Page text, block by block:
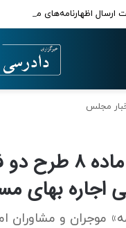
اظهارنامه‌های مالیاتی تا پایان
مجلس
تصویب ماده 8
اجاره بهای
موجران و مشاوران